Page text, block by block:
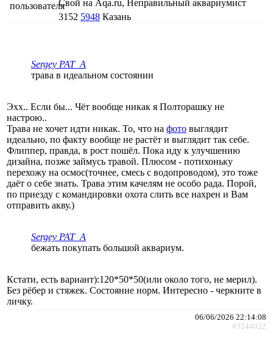
Свой на Aqa.ru, Неправильный аквариумист
3152 5948 Казань
Sergey PAT_A
трава в идеальном состоянии
Эхх.. Если бы... Чёт вообще никак я Полторашку не
настрою..
Трава не хочет идти никак. То, что на фото выглядит
идеально, по факту вообще не растёт и выглядит так себе.
Флиппер, правда, в рост пошёл. Пока иду к улучшению
дизайна, позже займусь травой. Плюсом - потихоньку
перехожу на осмос(точнее, смесь с водопроводом), это тоже
даёт о себе знать. Трава этим качелям не особо рада. Порой,
по приезду с командировки охота слить все нахрен и Вам
отправить акву.)
Sergey PAT_A
бежать покупать большой аквариум.
Кстати, есть вариант):120*50*50(или около того, не мерил).
Без рёбер и стяжек. Состояние норм. Интересно - черкните в
личку.
06/06/2026 22:14:08
#3244022